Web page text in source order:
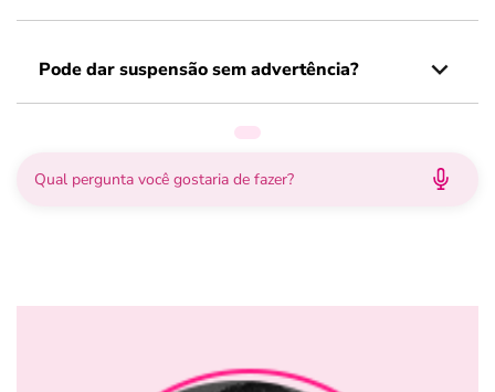
Pode dar suspensão sem advertência?